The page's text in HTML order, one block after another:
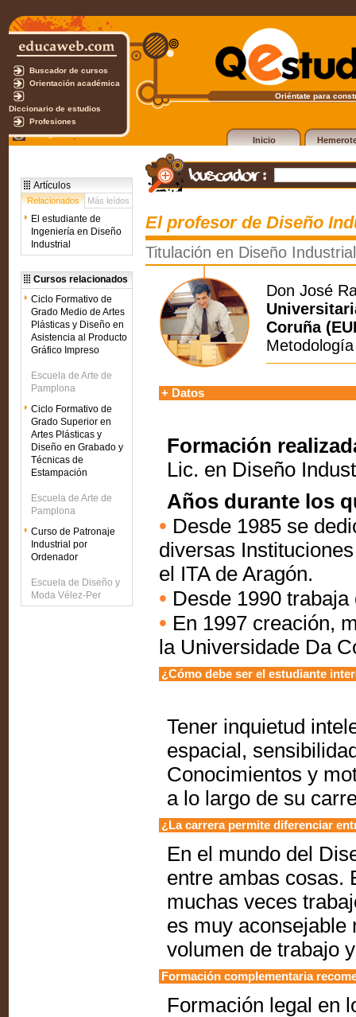
Buscador de cursos
Orientación académica
Diccionario de estudios
Profesiones
Test gratuito
Oriéntate para
Inicio
Artículos
Relacionados Más leídos
El estudiante de
Ingeniería en Diseño
Industrial
Cursos relacionados
Ciclo Formativo de
Grado Medio de Artes
Plásticas y Diseño en
Asistencia al Producto
Gráfico Impreso
Escuela de Arte de
Pamplona
Ciclo Formativo de
Grado Superior en
Artes Plásticas y
Diseño en Grabado y
Técnicas de
Estampación
Escuela de Arte de
Pamplona
Curso de Patronaje
Industrial por
Ordenador
Escuela de Diseño y
Moda Vélez-Per
El profesor de Diseño
Titulación en Diseño Industrial
Don José
Coruña
+ Datos
Formación
Lic. en Diseño
Años durante los
• Desde 1985 se
diversas
el ITA de Aragón.
• Desde 1990
• En 1997 creación,
la Universidade Da
¿Cómo debe ser el estudiante
Tener inquietud
espacial,
Conocimientos y
a lo largo de su
¿La carrera permite diferenciar
En el mundo del
entre ambas cosas.
muchas veces
es muy aconsejable
volumen de trabajo
Formación complementaria
Formación legal en